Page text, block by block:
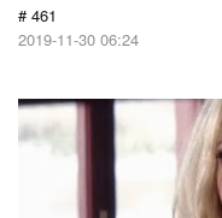
# 461
2019-11-30 06:24